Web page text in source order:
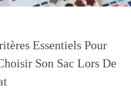
Essentiels Pour
Son Sac Lors De